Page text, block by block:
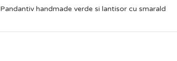
Pandantiv handmade verde si lantisor cu smarald